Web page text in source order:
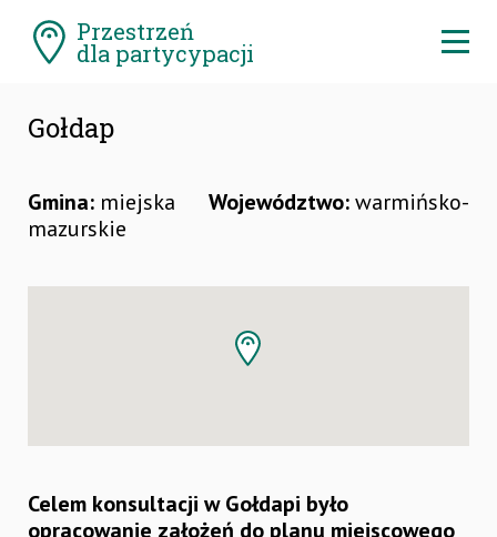
menu
Przestrzeń
dla partycypacji
Gołdap
Gmina: miejska Województwo:warmińsko-
mazurskie
Celem konsultacji w Gołdapi było
opracowanie założeń do planu miejscowego